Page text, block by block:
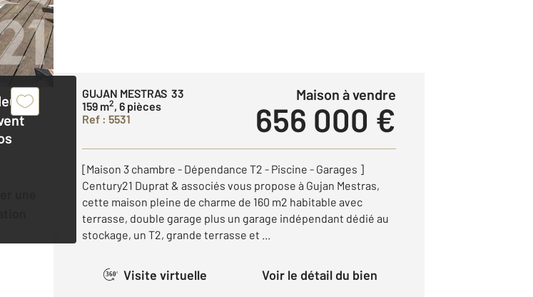
GUJAN MESTRAS 33
159 m2, 6 pièces
Ref : 5531
Maison à vendre
656 000 €
[Maison 3 chambre - Dépendance T2 - Piscine - Garages ]
Century21 Duprat & associés vous propose à Gujan Mestras,
cette maison pleine de charme de 160 m2 habitable avec
terrasse, double garage plus un garage indépendant dédié au
stockage, un T2, grande terrasse et ...
360° Visite virtuelle Voir le détail du bien